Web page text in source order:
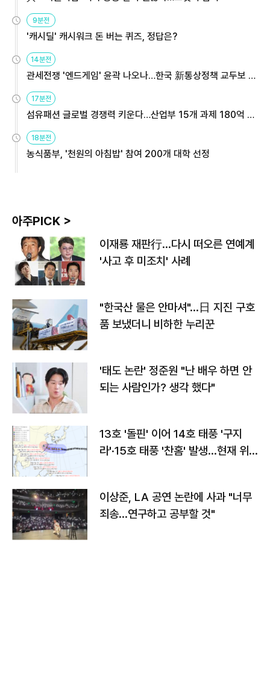
9분전
'캐시딜' 캐시워크 돈 버는 퀴즈, 정답은?
14분전
관세전쟁 '엔드게임' 윤곽 나오나…한국 新통상정책 교두보 활
17분전
섬유패션 글로벌 경쟁력 키운다…산업부 15개 과제 180억 지
18분전
농식품부, '천원의 아침밥' 참여 200개 대학 선정
아주PICK >
이재룡 재판行…다시 떠오른 연예계
'사고 후 미조치' 사례
"한국산 물은 안마셔"…日 지진 구호
품 보냈더니 비하한 누리꾼
'태도 논란' 정준원 "난 배우 하면 안
되는 사람인가? 생각 했다"
13호 '돌핀' 이어 14호 태풍 '구지
라'·15호 태풍 '찬홈' 발생…현재 위
이상준, LA 공연 논란에 사과 "너무
죄송…연구하고 공부할 것"